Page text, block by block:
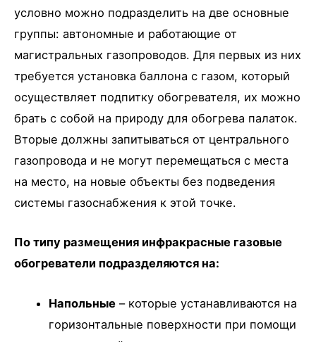
условно можно подразделить на две основные
группы: автономные и работающие от
магистральных газопроводов. Для первых из них
требуется установка баллона с газом, который
осуществляет подпитку обогревателя, их можно
брать с собой на природу для обогрева палаток.
Вторые должны запитываться от центрального
газопровода и не могут перемещаться с места
на место, на новые объекты без подведения
системы газоснабжения к этой точке.
По типу размещения инфракрасные газовые
обогреватели подразделяются на:
Напольные – которые устанавливаются на
горизонтальные поверхности при помощи